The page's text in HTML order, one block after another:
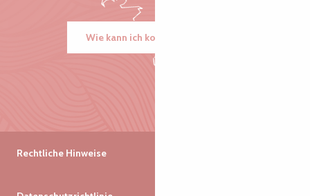
Wie kann ich kommen?
Rechtliche Hinweise